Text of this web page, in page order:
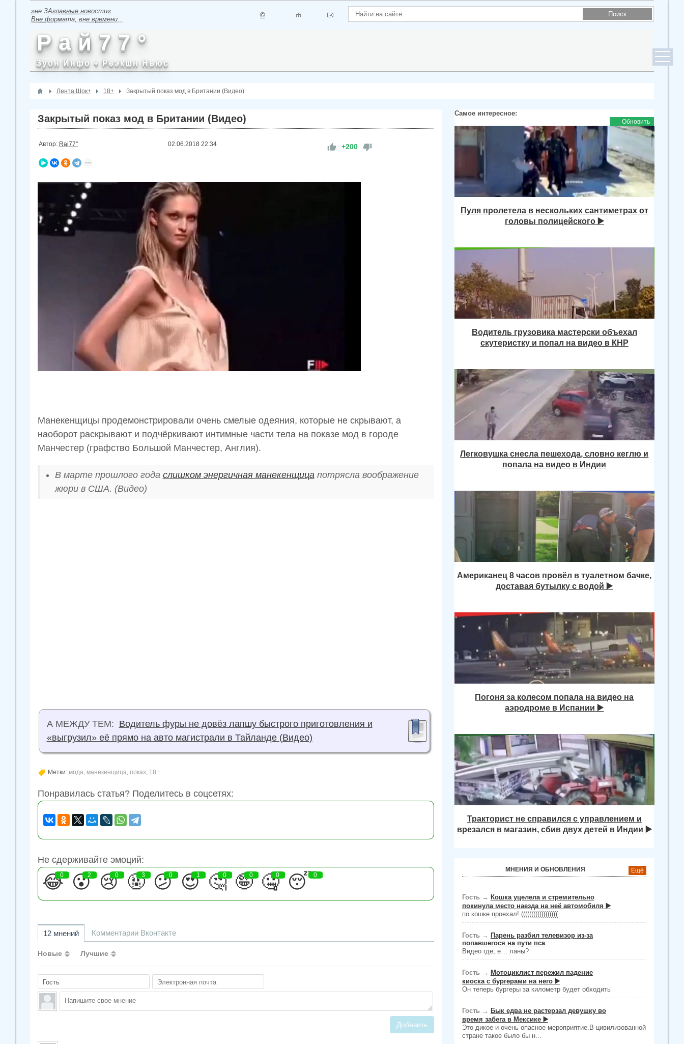
»не ЗАглавные новости«
Вне формата, вне времени...
©
Р а й 7 7 °
Зуон Инфо + Реэкшн Ньюс
Лента Шок+ 18+ Закрытый показ мод в Британии (Видео)
Закрытый показ мод в Британии (Видео)
Автор: Rai77° 02.06.2018 22:34 +200
Манекенщицы продемонстрировали очень смелые одеяния, которые не скрывают, а
наоборот раскрывают и подчёркивают интимные части тела на показе мод в городе
Манчестер (графство Большой Манчестер, Англия).
В марте прошлого года слишком энергичная манекенщицапотрясла воображение
жюри в США. (Видео)
А МЕЖДУ ТЕМ: Водитель фуры не довёз лапшу быстрого приготовления и
«выгрузил» её прямо на авто магистрали в Тайланде (Видео)
Метки: мода, манекенщица, показ, 18+
Понравилась статья? Поделитесь в соцсетях:
Не сдерживайте эмоций:
😂
0 😮
2 😢
0 🤬
3 😕
0 😍
1 🤔
0 🤪
0 🤐
0 😴
0
12 мнений Комментарии Вконтакте
Новые Лучшие
Добавить
Самое интересное:
Обновить
Пуля пролетела в нескольких сантиметрах от
головы полицейского ▶️
Водитель грузовика мастерски объехал
скутеристку и попал на видео в КНР
Легковушка снесла пешехода, словно кеглю и
попала на видео в Индии
Американец 8 часов провёл в туалетном бачке,
доставая бутылку с водой ▶️
Погоня за колесом попала на видео на
аэродроме в Испании ▶️
Тракторист не справился с управлением и
врезался в магазин, сбив двух детей в Индии ▶️
МНЕНИЯ И ОБНОВЛЕНИЯ Ещё
Гость → Кошка уцелела и стремительно
покинула место наезда на неё автомобиля ▶️
по кошке проехал! ((((((((((((((((((
Гость → Парень разбил телевизор из-за
попавшегося на пути пса
Видео где, е… ланы?
Гость → Мотоциклист пережил падение
киоска с бургерами на него ▶️
Он теперь бургеры за километр будет обходить
Гость → Бык едва не растерзал девушку во
время забега в Мексике ▶️
Это дикое и очень опасное мероприятие.В цивилизованной
стране такое было бы н...